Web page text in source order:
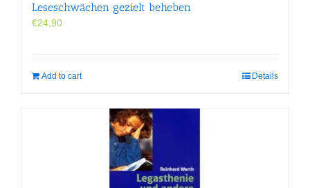
Leseschwächen gezielt beheben
€24,90
Add to cart Details